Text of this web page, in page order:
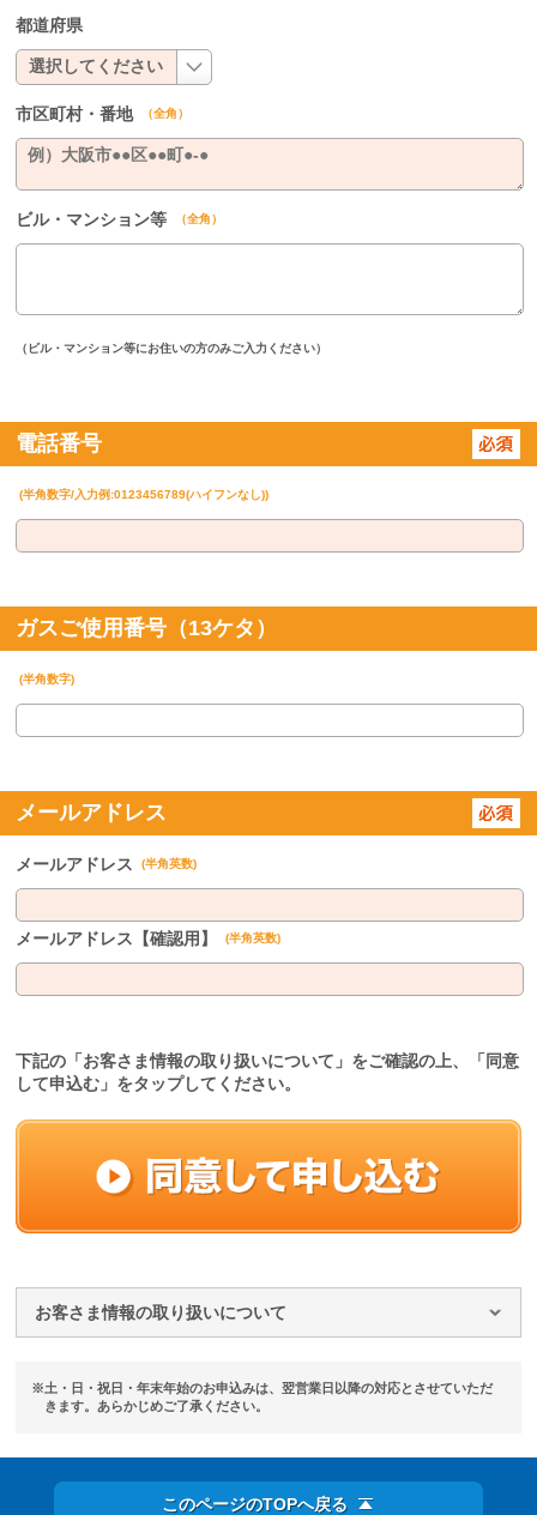
都道府県
市区町村・番地 （全角）
ビル・マンション等 （全角）
（ビル・マンション等にお住いの方のみご入力ください）
電話番号
(半角数字/入力例:0123456789(ハイフンなし))
ガスご使用番号（13ケタ）
(半角数字)
メールアドレス
メールアドレス (半角英数)
メールアドレス【確認用】 (半角英数)
下記の「お客さま情報の取り扱いについて」をご確認の上、「同意
して申込む」をタップしてください。
お客さま情報の取り扱いについて
※土・日・祝日・年末年始のお申込みは、翌営業日以降の対応とさせていただ
きます。あらかじめご了承ください。
このページのTOPへ戻る